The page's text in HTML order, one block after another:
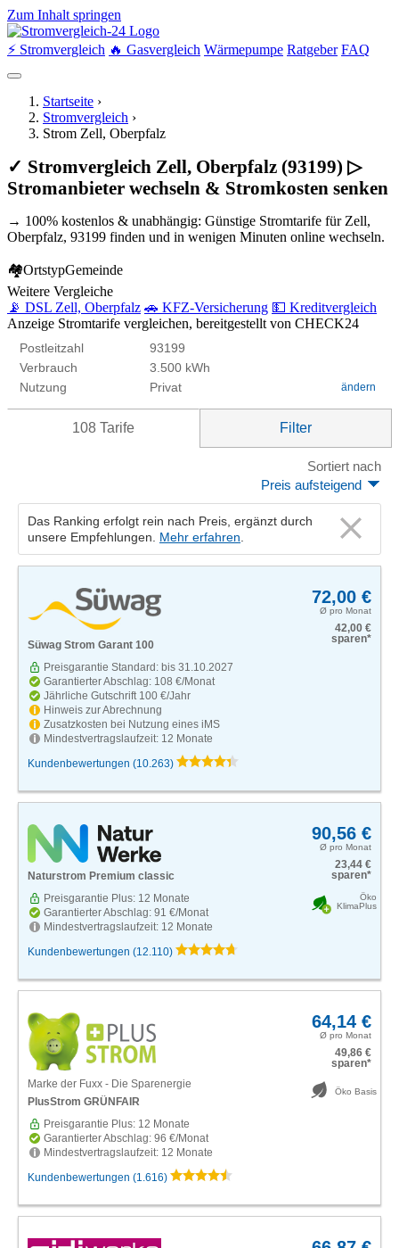
Zum Inhalt springen
⚡ Stromvergleich 🔥 Gasvergleich Wärmepumpe Ratgeber FAQ
Startseite ›
Stromvergleich ›
Strom Zell, Oberpfalz
✓ Stromvergleich Zell, Oberpfalz (93199) ▷
Stromanbieter wechseln & Stromkosten senken
→ 100% kostenlos & unabhängig: Günstige Stromtarife für Zell,
Oberpfalz, 93199 finden und in wenigen Minuten online wechseln.
🏘OrtstypGemeinde
Weitere Vergleiche
📡 DSL Zell, Oberpfalz 🚗 KFZ-Versicherung 💵 Kreditvergleich
Anzeige Stromtarife vergleichen, bereitgestellt von CHECK24